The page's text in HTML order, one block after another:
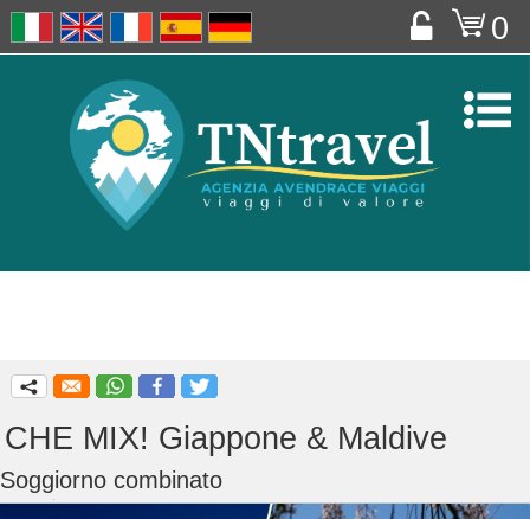
o 0


q
CHE MIX! Giappone & Maldive
Soggiorno combinato